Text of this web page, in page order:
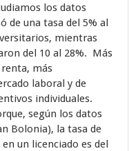
los datos
de una tasa del 5% al
mientras
del 10 al 28%. Más
más
laboral y de
individuales.
según los datos
Bolonia), la tasa de
un licenciado es del